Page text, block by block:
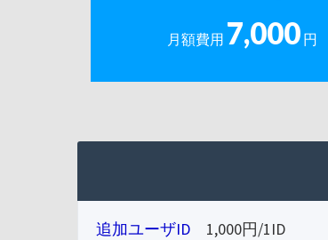
月額費用 7,000円
追加ユーザID 1,000円/1ID